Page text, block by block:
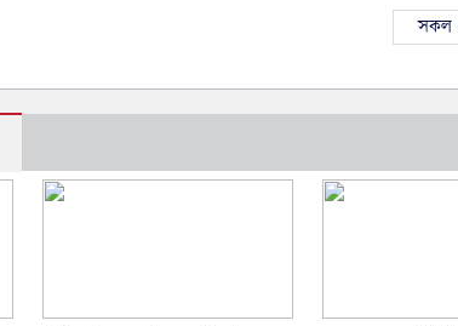
সকল